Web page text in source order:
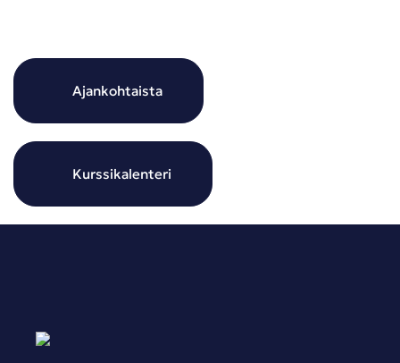
Ajankohtaista
Kurssikalenteri